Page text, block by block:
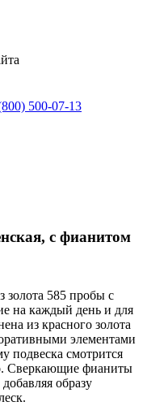
500-07-13
с фианитом
золота 585 пробы с
на каждый день и для
из красного золота
элементами
подвеска смотрится
Сверкающие фианиты
образу